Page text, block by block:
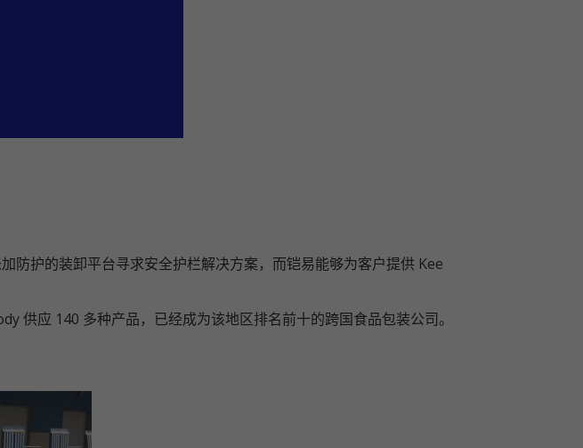
防护的装卸平台寻求安全护栏解决方案，而铠易能够为客户提供 Kee
供应 140 多种产品，已经成为该地区排名前十的跨国食品包装公司。